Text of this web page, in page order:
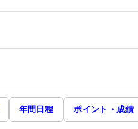
年間日程 ポイント・成績